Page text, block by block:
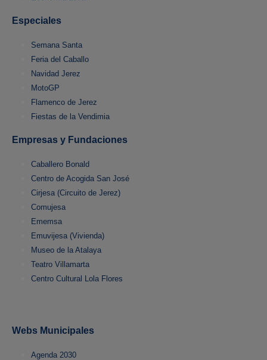
Especiales
Semana Santa
Feria del Caballo
Navidad Jerez
MotoGP
Flamenco de Jerez
Fiestas de la Vendimia
Empresas y Fundaciones
Caballero Bonald
Centro de Acogida San José
Cirjesa (Circuito de Jerez)
Comujesa
Ememsa
Emuvijesa (Vivienda)
Museo de la Atalaya
Teatro Villamarta
Centro Cultural Lola Flores
Webs Municipales
Agenda 2030